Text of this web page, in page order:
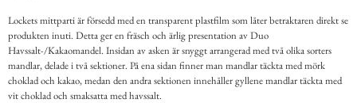
Lockets mittparti är försedd med en transparent plastfilm som låter betraktaren direkt se
produkten inuti. Detta ger en fräsch och ärlig presentation av Duo
Havssalt-/Kakaomandel. Insidan av asken är snyggt arrangerad med två olika sorters
mandlar, delade i två sektioner. På ena sidan finner man mandlar täckta med mörk
choklad och kakao, medan den andra sektionen innehåller gyllene mandlar täckta med
vit choklad och smaksatta med havssalt.